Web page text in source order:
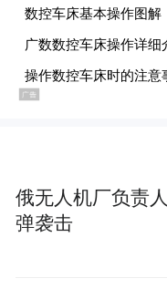
俄无人机厂负责
弹袭击